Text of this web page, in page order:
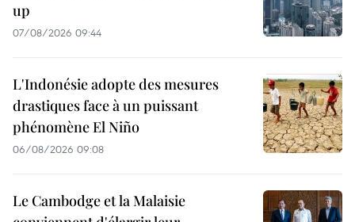
up
07/08/2026 09:44
L'Indonésie adopte des mesures
drastiques face à un puissant
phénomène El Niño
06/08/2026 09:08
Le Cambodge et la Malaisie